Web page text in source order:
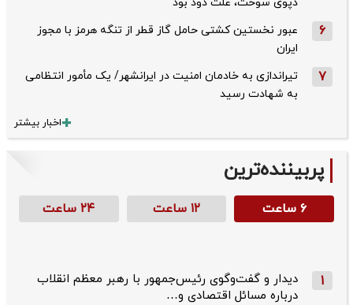
6
عبور نخستین کشتی حامل گاز قطر از تنگه هرمز با مجوز
ایران
7
تیراندازی به خادمان امنیت در ایرانشهر/ یک مأمور انتظامی
به شهادت رسید
اخبار بیشتر
پربیننده‌ترین
۶ ساعت ۱۲ ساعت ۲۴ ساعت
1
دیدار و گفت‌وگوی رئیس‌جمهور با رهبر معظم انقلاب
درباره مسائل اقتصادی و…